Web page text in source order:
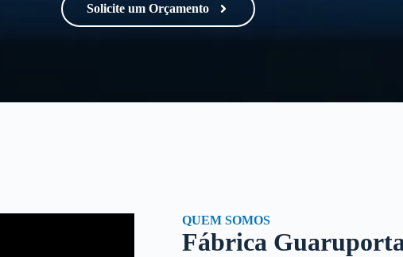
Solicite um Orçamento
QUEM SOMOS
Fábrica